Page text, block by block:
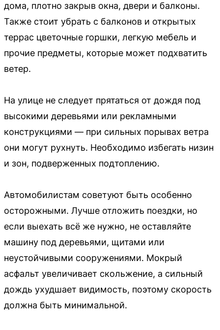
дома, плотно закрыв окна, двери и балконы.
Также стоит убрать с балконов и открытых
террас цветочные горшки, легкую мебель и
прочие предметы, которые может подхватить
ветер.
На улице не следует прятаться от дождя под
высокими деревьями или рекламными
конструкциями — при сильных порывах ветра
они могут рухнуть. Необходимо избегать низин
и зон, подверженных подтоплению.
Автомобилистам советуют быть особенно
осторожными. Лучше отложить поездки, но
если выехать всё же нужно, не оставляйте
машину под деревьями, щитами или
неустойчивыми сооружениями. Мокрый
асфальт увеличивает скольжение, а сильный
дождь ухудшает видимость, поэтому скорость
должна быть минимальной.